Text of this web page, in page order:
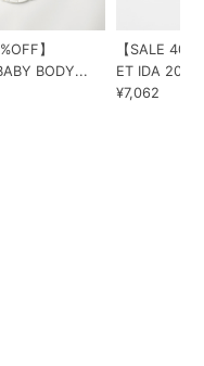
】
BODY...
【SALE
ET IDA 202...
¥7,062